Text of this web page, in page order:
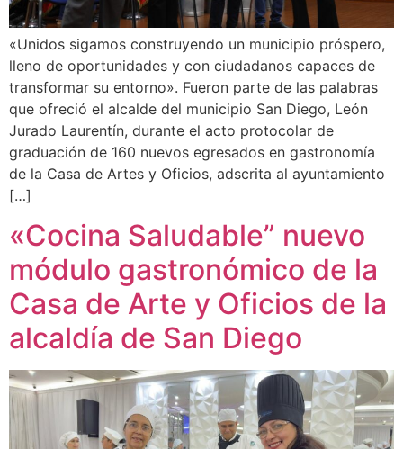
«Unidos sigamos construyendo un municipio próspero,
lleno de oportunidades y con ciudadanos capaces de
transformar su entorno». Fueron parte de las palabras
que ofreció el alcalde del municipio San Diego, León
Jurado Laurentín, durante el acto protocolar de
graduación de 160 nuevos egresados en gastronomía
de la Casa de Artes y Oficios, adscrita al ayuntamiento
[…]
«Cocina Saludable” nuevo
módulo gastronómico de la
Casa de Arte y Oficios de la
alcaldía de San Diego